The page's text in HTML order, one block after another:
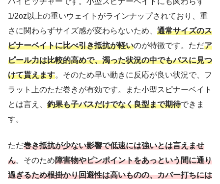
1/2oz以上の重いウェイトがラインナップされており、重
さに関わらずサイズ感が変わらないため、 通常サイズのス
ピナーベイトに比べ引き抵抗が軽いのが特徴です。ただア
ピール力は比較的高めで、濁った状況の中でもバスに見つ
けて貰えます。そのため早い動きに反応が良い状況で、フ
ラット上のただ巻きが有効です。また小型スピナーベイト
とは言え、 釣果も子バスだけでなく良型まで期待できま
す。
ただ巻き抵抗が少ない影響で低速には強いとは言えませ
ん。そのため障害物やピンポイントをあっという間に通り
過ぎるため根掛かり回避性は高いものの、カバー打ちには